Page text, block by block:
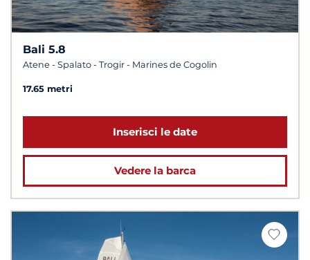
Bali 5.8
Atene - Spalato - Trogir - Marines de Cogolin
17.65 metri
Inserisci le date
Vedere la barca